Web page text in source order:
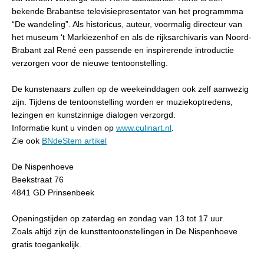
bekende Brabantse televisiepresentator van het programmma
“De wandeling”. Als historicus, auteur, voormalig directeur van
het museum ‘t Markiezenhof en als de rijksarchivaris van Noord-
Brabant zal René een passende en inspirerende introductie
verzorgen voor de nieuwe tentoonstelling.
De kunstenaars zullen op de weekeinddagen ook zelf aanwezig
zijn. Tijdens de tentoonstelling worden er muziekoptredens,
lezingen en kunstzinnige dialogen verzorgd.
Informatie kunt u vinden op www.culinart.nl
Zie ook BNdeStem artikel
De Nispenhoeve
Beekstraat 76
4841 GD Prinsenbeek
Openingstijden op zaterdag en zondag van 13 tot 17 uur.
Zoals altijd zijn de kunsttentoonstellingen in De Nispenhoeve
gratis toegankelijk.